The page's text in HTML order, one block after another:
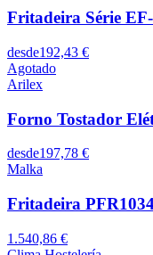
Fritadeira Série
desde192,43 €
Agotado
Arilex
Forno Tostador
desde197,78 €
Malka
Fritadeira
1.540,86 €